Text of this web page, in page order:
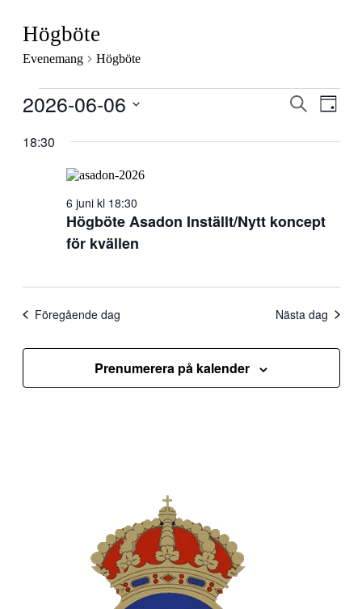
Högböte
Evenemang Högböte
Evenemang
2026-
and
Sök Dag
2026-06-06
datum.
18:30
Högböte Asadon Inställt/Nytt koncept
för kvällen
6 juni kl 18:30
Föregående dag Nästa dag
Prenumerera på kalender